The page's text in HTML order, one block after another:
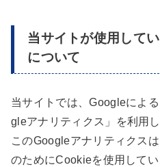
当サイトが使用して
について
当サイトでは、Googleによ
gleアナリティクス」を利用し
このGoogleアナリティクス
のためにCookieを使用してい